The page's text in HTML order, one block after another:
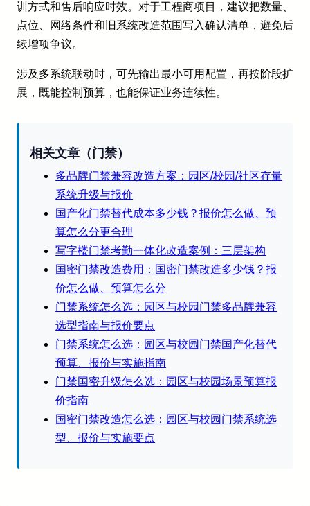
训方式和售后响应时效。对于工程商项目，建议把数量、
点位、网络条件和旧系统改造范围写入确认清单，避免后
续增项争议。
涉及多系统联动时，可先输出最小可用配置，再按阶段扩
展，既能控制预算，也能保证业务连续性。
相关文章（门禁）
多品牌门禁兼容改造方案：园区/校园/社区存量
系统升级与报价
国产化门禁替代成本多少钱？报价怎么做、预
算怎么分更合理
写字楼门禁考勤一体化改造案例：三层架构
国密门禁改造费用：国密门禁改造多少钱？报
价怎么做、预算怎么分
门禁系统怎么选：园区与校园门禁多品牌兼容
选型指南与报价要点
门禁系统怎么选：园区与校园门禁国产化替代
预算、报价与实施指南
门禁国密升级怎么选：园区与校园场景预算报
价指南
国密门禁改造怎么选：园区与校园门禁系统选
型、报价与实施要点